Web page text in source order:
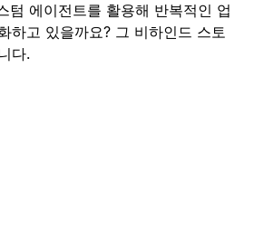
텀 에이전트를 활용해 반복적인 업
하고 있을까요? 그 비하인드 스토
다.